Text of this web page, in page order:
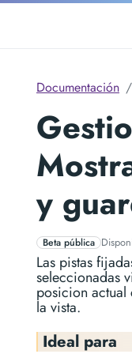
Documentación
y
Beta pública
Las pistas
seleccionadas
posicion actual
la vista.
Ideal para